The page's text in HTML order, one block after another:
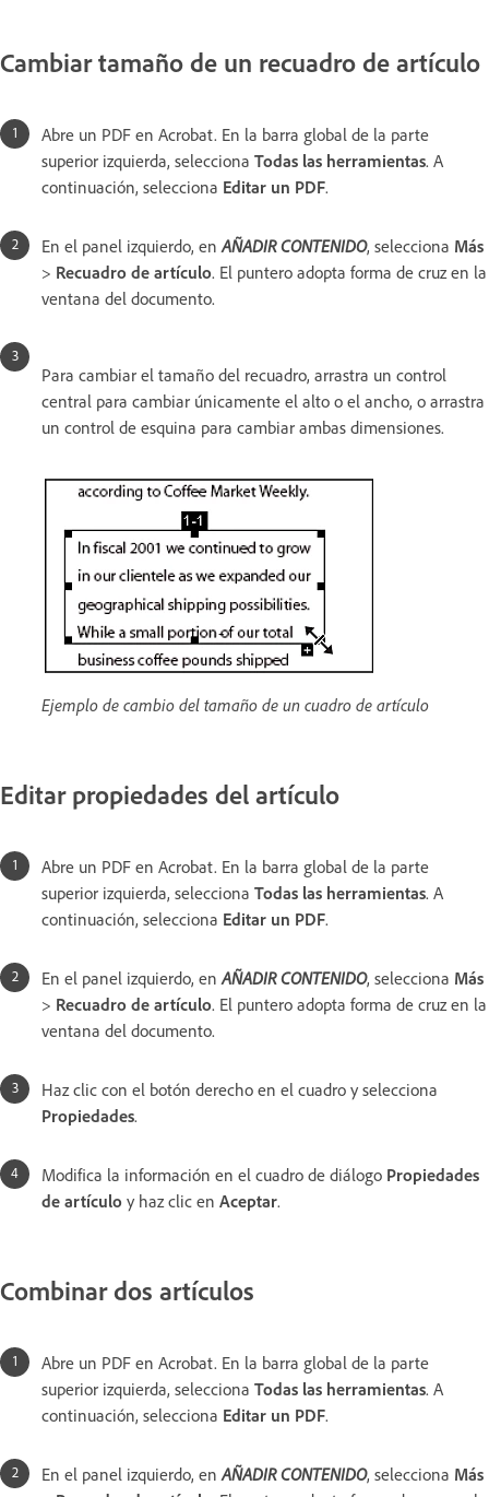
Cambiar tamaño de un recuadro de artículo
Abre un PDF en Acrobat. En la barra global de la parte
superior izquierda, selecciona Todas las herramientas. A
continuación, selecciona Editar un PDF.
En el panel izquierdo, enAÑADIR CONTENIDO, selecciona Más
> Recuadro de artículo. El puntero adopta forma de cruz en la
ventana del documento.
Para cambiar el tamaño del recuadro, arrastra un control
central para cambiar únicamente el alto o el ancho, o arrastra
un control de esquina para cambiar ambas dimensiones.
Ejemplo de cambio del tamaño de un cuadro de artículo
Editar propiedades del artículo
Abre un PDF en Acrobat. En la barra global de la parte
superior izquierda, selecciona Todas las herramientas. A
continuación, selecciona Editar un PDF.
En el panel izquierdo, enAÑADIR CONTENIDO, selecciona Más
> Recuadro de artículo. El puntero adopta forma de cruz en la
ventana del documento.
Haz clic con el botón derecho en el cuadro y selecciona
Propiedades.
Modifica la información en el cuadro de diálogo Propiedades
de artículo y haz clic en Aceptar.
Combinar dos artículos
Abre un PDF en Acrobat. En la barra global de la parte
superior izquierda, selecciona Todas las herramientas. A
continuación, selecciona Editar un PDF.
En el panel izquierdo, en AÑADIR CONTENIDO, selecciona Más